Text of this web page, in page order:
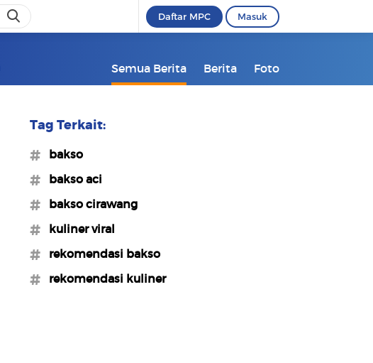
Daftar MPC Masuk
Semua Berita Berita Foto
Tag Terkait:
#bakso
#bakso aci
#bakso cirawang
#kuliner viral
#rekomendasi bakso
#rekomendasi kuliner